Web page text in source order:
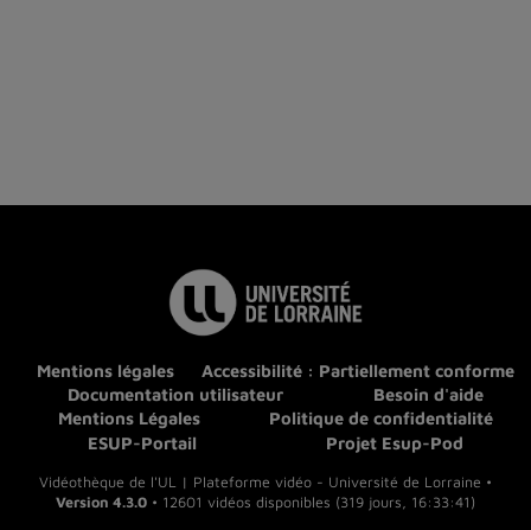
Mentions légales
Accessibilité : Partiellement conforme
Documentation utilisateur
Besoin d'aide
Mentions Légales
Politique de confidentialité
ESUP-Portail
Projet Esup-Pod
Vidéothèque de l'UL | Plateforme vidéo - Université de Lorraine •
Version 4.3.0 • 12601 vidéos disponibles (319 jours, 16:33:41)